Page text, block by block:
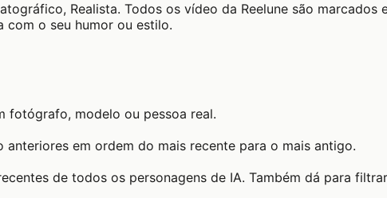
Realista. Todos os vídeo da Reelune são
o seu humor ou estilo.
fotógrafo, modelo ou pessoa real.
em ordem do mais recente para o mais antigo.
de todos os personagens de IA. Também dá para